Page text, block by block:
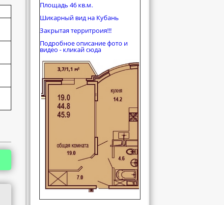
Площадь 46 кв.м.
Шикарный вид на Кубань
Закрытая территроия!!!
Подробное описание фото и
видео - кликай сюда